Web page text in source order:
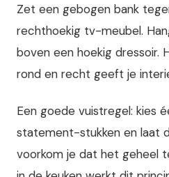
Zet een gebogen bank
rechthoekig tv-meubel.
boven een hoekig dressoir.
rond en recht geeft je
Een goede vuistregel: kies
statement-stukken en laat
voorkom je dat het geheel